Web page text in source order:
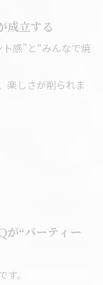
成立する
感”と“みんなで焼
楽しさが削られま
が“パーティー
。